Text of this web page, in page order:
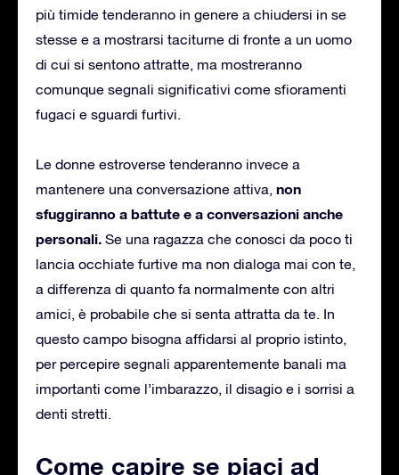
più timide tenderanno in genere a chiudersi in se
stesse e a mostrarsi taciturne di fronte a un uomo
di cui si sentono attratte, ma mostreranno
comunque segnali significativi come sfioramenti
fugaci e sguardi furtivi.
Le donne estroverse tenderanno invece a
mantenere una conversazione attiva, non
sfuggiranno a battute e a conversazioni anche
personali. Se una ragazza che conosci da poco ti
lancia occhiate furtive ma non dialoga mai con te,
a differenza di quanto fa normalmente con altri
amici, è probabile che si senta attratta da te. In
questo campo bisogna affidarsi al proprio istinto,
per percepire segnali apparentemente banali ma
importanti come l’imbarazzo, il disagio e i sorrisi a
denti stretti.
Come capire se piaci ad